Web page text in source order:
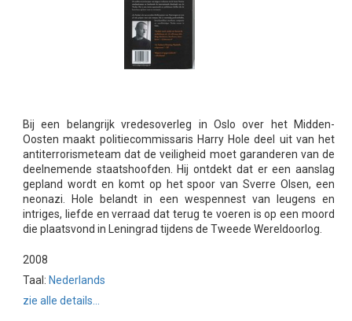
Bij een belangrijk vredesoverleg in Oslo over het Midden-
Oosten maakt politiecommissaris Harry Hole deel uit van het
antiterrorismeteam dat de veiligheid moet garanderen van de
deelnemende staatshoofden. Hij ontdekt dat er een aanslag
gepland wordt en komt op het spoor van Sverre Olsen, een
neonazi. Hole belandt in een wespennest van leugens en
intriges, liefde en verraad dat terug te voeren is op een moord
die plaatsvond in Leningrad tijdens de Tweede Wereldoorlog.
2008
Taal: Nederlands
zie alle details...